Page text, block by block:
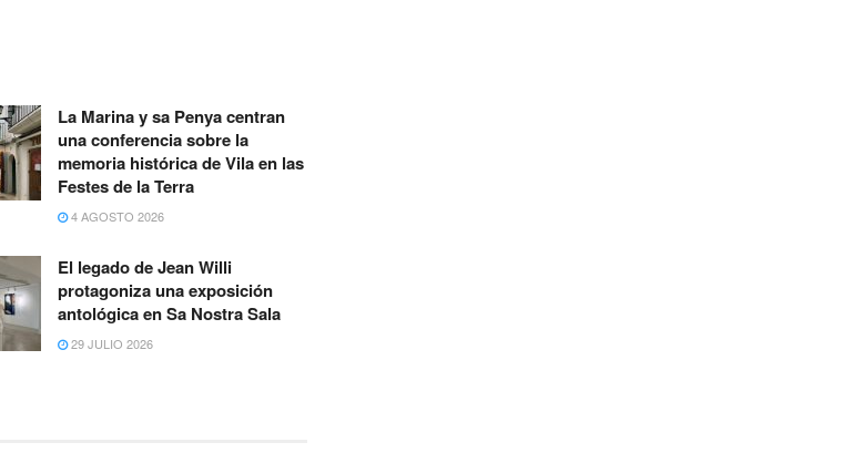
La Marina y sa Penya centran
una conferencia sobre la
memoria histórica de Vila en las
Festes de la Terra
4 AGOSTO 2026
El legado de Jean Willi
protagoniza una exposición
antológica en Sa Nostra Sala
29 JULIO 2026